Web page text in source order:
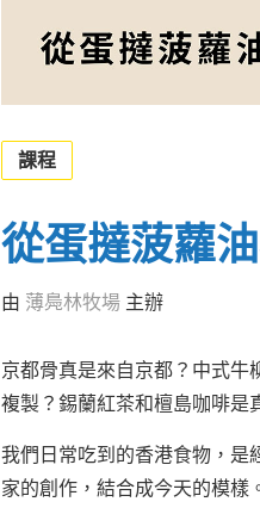
課程
從蛋撻菠蘿
由 薄鳧林牧場 主辦
京都骨真是來自京都？中式牛
複製？錫蘭紅茶和檀島咖啡是
我們日常吃到的香港食物，是
家的創作，結合成今天的模樣